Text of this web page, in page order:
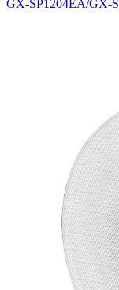
GX-SP1204EA/GX-